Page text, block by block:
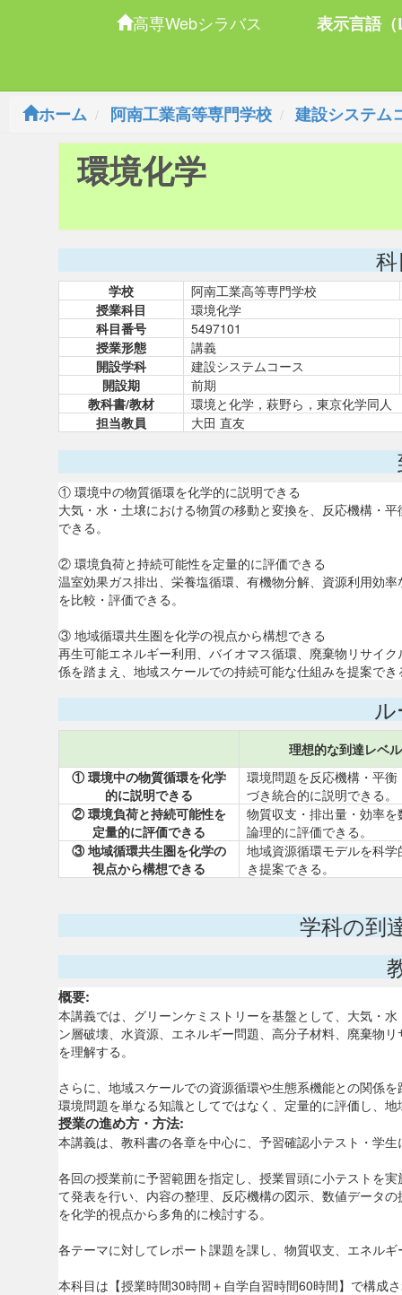
高専Webシラバス 表示言語
ホーム 阿南工業高等専門学校 建設システム
環境化学
学校
阿南工業高等専門学校
授業科目
環境化学
科目番号
5497101
授業形態
講義
開設学科
建設システムコース
開設期
前期
教科書/教材
環境と化学，萩野ら，東京化学同人
担当教員
大田 直友
① 環境中の物質循環を化学的に説明できる
大気・水・土壌における物質の移動と変換を、反応機構・
できる。
② 環境負荷と持続可能性を定量的に評価できる
温室効果ガス排出、栄養塩循環、有機物分解、資源利用効
を比較・評価できる。
③ 地域循環共生圏を化学の視点から構想できる
再生可能エネルギー利用、バイオマス循環、廃棄物リサイ
係を踏まえ、地域スケールでの持続可能な仕組みを提案でき
理想的な到達レベ
① 環境中の物質循環を化学
的に説明できる
環境問題を反応機構・平
づき統合的に説明できる。
② 環境負荷と持続可能性を
定量的に評価できる
物質収支・排出量・効率
論理的に評価できる。
③ 地域循環共生圏を化学の
視点から構想できる
地域資源循環モデルを科
き提案できる。
学科の到
概要:
本講義では、グリーンケミストリーを基盤として、大気・
ン層破壊、水資源、エネルギー問題、高分子材料、廃棄物
を理解する。
さらに、地域スケールでの資源循環や生態系機能との関係
環境問題を単なる知識としてではなく、定量的に評価し、
授業の進め方・方法:
本講義は、教科書の各章を中心に、予習確認小テスト・学
各回の授業前に予習範囲を指定し、授業冒頭に小テストを
て発表を行い、内容の整理、反応機構の図示、数値データ
を化学的視点から多角的に検討する。
各テーマに対してレポート課題を課し、物質収支、エネル
本科目は【授業時間30時間＋自学自習時間60時間】で構成